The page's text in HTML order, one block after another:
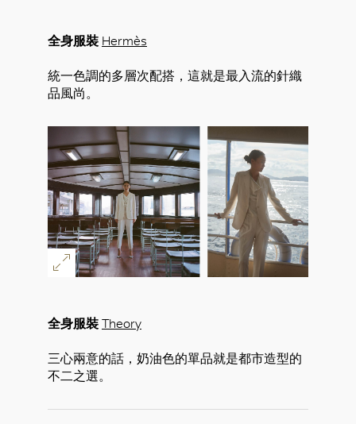
全身服裝 Hermès
統一色調的多層次配搭，這就是最入流的針織
品風尚。
全身服裝 Theory
三心兩意的話，奶油色的單品就是都市造型的
不二之選。
好